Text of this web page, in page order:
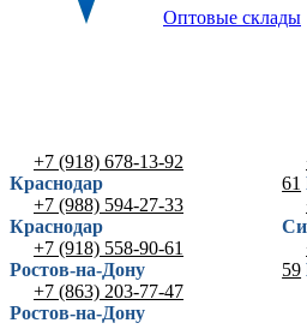
Оптовые склады
+7 (918) 678-13-92
Краснодар
+7 (988) 594-27-33
Краснодар
+7 (918) 558-90-61
Ростов-на-Дону
+7 (863) 203-77-47
Ростов-на-Дону
61
59